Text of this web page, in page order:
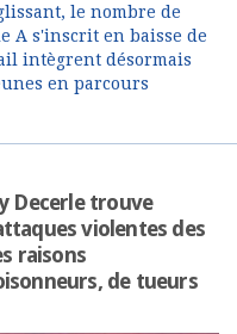
le nombre de
A s'inscrit en baisse de
intègrent désormais
en parcours
Decerle trouve
violentes des
raisons
de tueurs